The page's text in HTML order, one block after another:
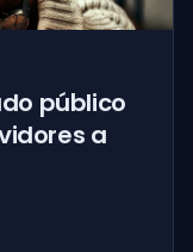
público
a